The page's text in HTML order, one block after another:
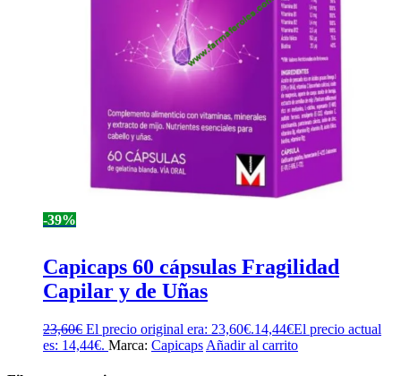
-39%
Capicaps 60 cápsulas Fragilidad
Capilar y de Uñas
23,60€ El precio original era: 23,60€.14,44€El precio actual
es: 14,44€. Marca: Capicaps Añadir al carrito